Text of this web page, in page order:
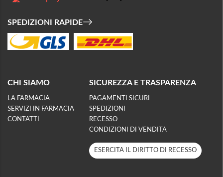
SPEDIZIONI RAPIDE
CHI SIAMO
LA FARMACIA
SERVIZI IN FARMACIA
CONTATTI
SICUREZZA E TRASPARENZA
PAGAMENTI SICURI
SPEDIZIONI
RECESSO
CONDIZIONI DI VENDITA
ESERCITA IL DIRITTO DI RECESSO